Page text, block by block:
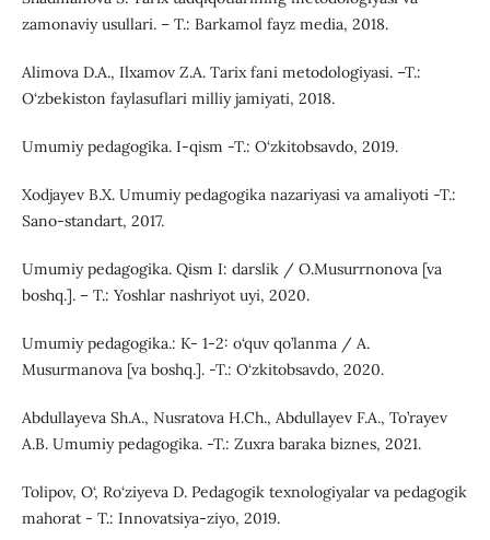
zamonaviy usullari. – T.: Barkamol fayz media, 2018.
Alimova D.A., Ilxamov Z.A. Tarix fani metodologiyasi. –T.:
O‘zbekiston faylasuflari milliy jamiyati, 2018.
Umumiy pedagogika. I-qism -T.: O‘zkitobsavdo, 2019.
Xodjayev B.X. Umumiy pedagogika nazariyasi va amaliyoti -T.:
Sano-standart, 2017.
Umumiy pedagogika. Qism I: darslik / O.Musurrnonova [va
boshq.]. – T.: Yoshlar nashriyot uyi, 2020.
Umumiy pedagogika.: K- 1-2: o‘quv qo’lanma / A.
Musurmanova [va boshq.]. -T.: O‘zkitobsavdo, 2020.
Abdullayeva Sh.A., Nusratova H.Ch., Abdullayev F.A., To’rayev
A.B. Umumiy pedagogika. -T.: Zuxra baraka biznes, 2021.
Tolipov, O‘, Ro‘ziyeva D. Pedagogik texnologiyalar va pedagogik
mahorat - T.: Innovatsiya-ziyo, 2019.